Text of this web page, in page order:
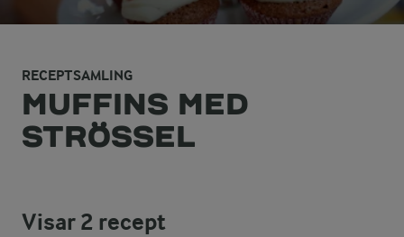
RECEPTSAMLING
MUFFINS MED
STRÖSSEL
Visar2 recept